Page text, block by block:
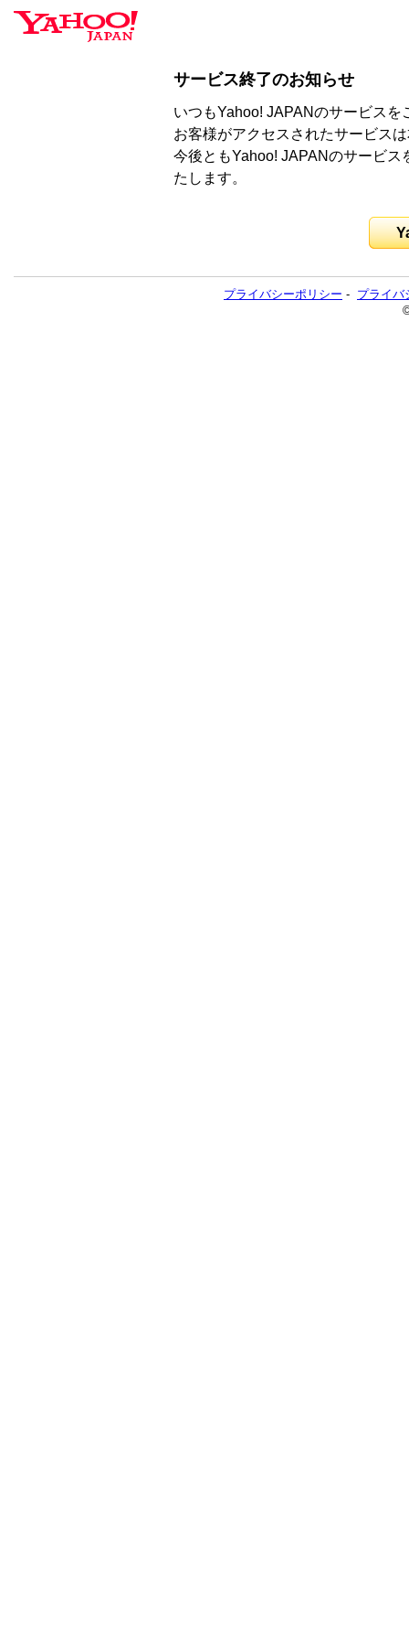
サービス終了のお知らせ
いつもYahoo! JAPANのサービス
お客様がアクセスされたサービス
今後ともYahoo! JAPANのサービ
たします。
プライバシーポリシー - プライバ